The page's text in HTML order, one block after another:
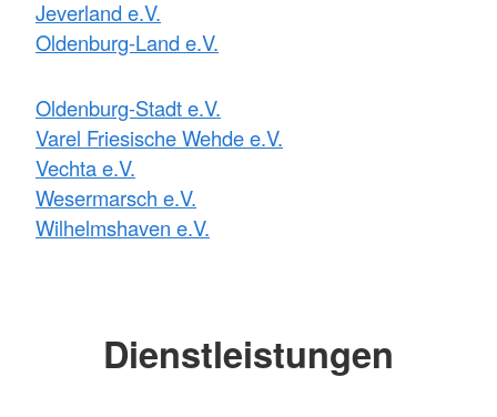
Jeverland e.V.
Oldenburg-Land e.V.
Oldenburg-Stadt e.V.
Varel Friesische Wehde e.V.
Vechta e.V.
Wesermarsch e.V.
Wilhelmshaven e.V.
Dienstleistungen